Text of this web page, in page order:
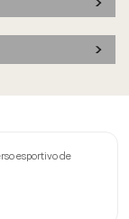
esportivo de